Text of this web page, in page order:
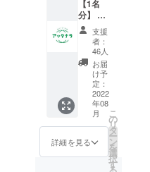
びくだ
さい。
１回
目：１
４：０
０〜 ２
回目：
１７：
００〜
【1名
分】 １
口につ
き1名、
地域の
子供や
悩んで
いる保
護者に
映画上
映会へ
の参加
を招待
しま
す。 支
支援
者：
46人
お届
け予
定：
2022
年08
月
詳細を見る
こ
の
リ
タ
ー
ン
を
選
択
す